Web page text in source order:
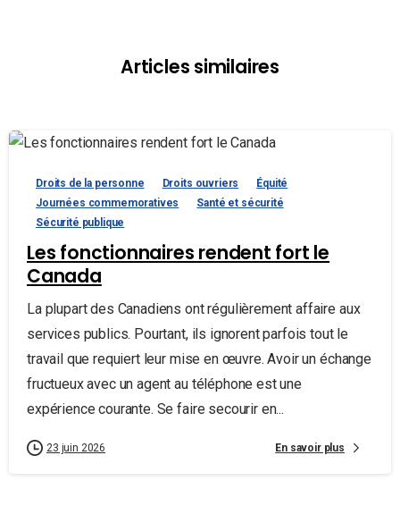
Articles similaires
Droits de la personne Droits ouvriers
Équité
Journées commemoratives
Santé et sécurité
Sécurité publique
Les fonctionnaires rendent fort le
Canada
La plupart des Canadiens ont régulièrement affaire aux
services publics. Pourtant, ils ignorent parfois tout le
travail que requiert leur mise en œuvre. Avoir un échange
fructueux avec un agent au téléphone est une
expérience courante. Se faire secourir en...
23 juin 2026 En savoir plus